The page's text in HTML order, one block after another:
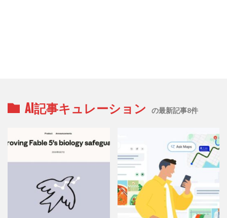
AI記事キュレーション の最新記事8件